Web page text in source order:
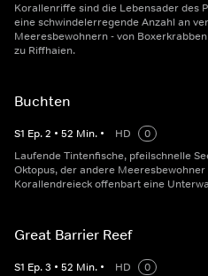
Korallenriffe sind die Lebensader des
eine schwindelerregende Anzahl an
Meeresbewohnern - von
zu Riffhaien.
Buchten
S1 Ep.2 • 52 Min. • HD
0
Laufende Tintenfische, pfeilschnelle
Oktopus, der andere
Korallendreieck offenbart eine
Great Barrier Reef
S1 Ep.3 • 52 Min. • HD
0